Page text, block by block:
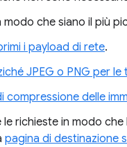
modo che siano il più
i payload di rete.
JPEG o PNG per le
compressione delle
le richieste in modo
pagina di destinazione